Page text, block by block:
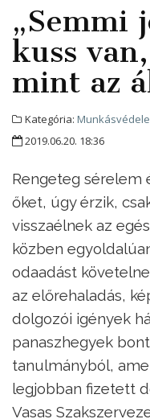
„Semmi
kuss
mint az
Kategória:
2019.06.20. 18:36
Rengeteg sérelem
őket, úgy érzik,
visszaélnek az
közben
odaadást
az előrehaladás,
dolgozói igények
panaszhegyek
tanulmányból,
legjobban fizetett
Vasas